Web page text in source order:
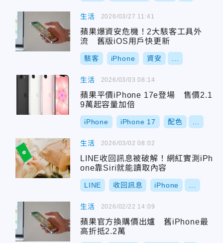
生活
蘋果爆資安危機！2大駭客工具外
流 舊版iOS用戶快更新
駭客 iPhone 資安
2026/03/27 11:41
生活
蘋果平價iPhone 17e登場 售價2.1
9萬起容量加倍
iPhone iPhone 17 配色
2026/03/03 08:14
生活
LINE收回訊息被破解！網紅實測iPh
one靠Siri就能讀取內容
LINE 收回訊息 iPhone
2026/03/02 08:02
生活
蘋果官方換購價出爐 舊iPhone最
高折抵2.2萬
2026/02/22 14:09